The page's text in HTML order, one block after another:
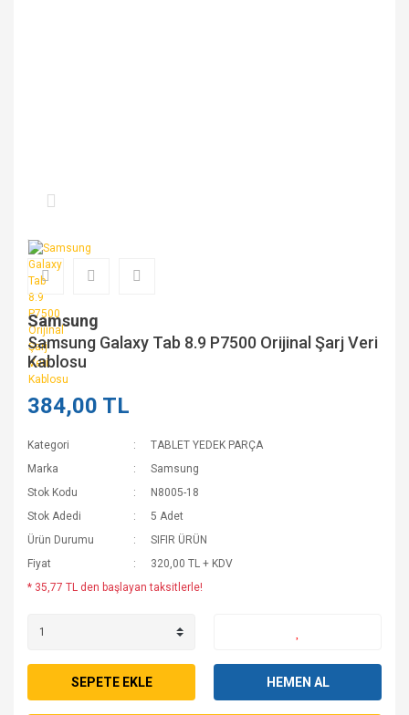
Samsung
Samsung Galaxy Tab 8.9 P7500 Orijinal Şarj Veri
Kablosu
384,00 TL
Kategori
TABLET YEDEK PARÇA
Marka
Samsung
Stok Kodu
N8005-18
Stok Adedi
5 Adet
Ürün Durumu
SIFIR ÜRÜN
Fiyat
320,00 TL + KDV
* 35,77 TL den başlayan taksitlerle!
SEPETE EKLE HEMEN AL